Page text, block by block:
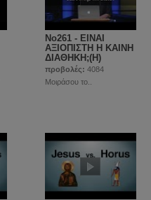
No261 - ΕΙΝΑΙ
ΑΞΙΟΠΙΣΤΗ Η ΚΑΙΝΗ
ΔΙΑΘΗΚΗ;(Η)
προβολές: 4084
Μοιράσου το..